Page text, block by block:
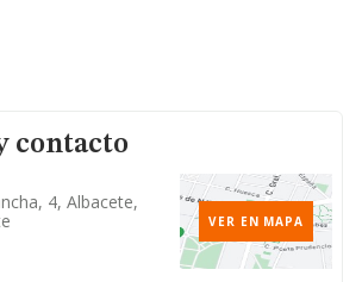
contacto
4, Albacete,
VER EN MAPA